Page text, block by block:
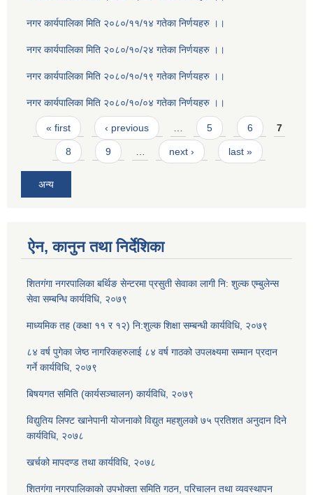
नगर कार्यपालिका मिति २०८०/११/१४ गतेका निर्णयहरु ।।
नगर कार्यपालिका मिति २०८०/१०/२४ गतेका निर्णयहरु ।।
नगर कार्यपालिका मिति २०८०/१०/१९ गतेका निर्णयहरु ।।
नगर कार्यपालिका मिति २०८०/१०/०४ गतेका निर्णयहरु ।।
Pages
« first ‹ previous … 5 6 7
8 9 … next › last »
अन्य
ऐन, कानुन तथा निर्देशिका
शितगंगा नगरपालिका बर्थिङ सेन्टरमा प्रसुती सेवाका लागी नि: शुल्क एम्बुलेन्स
सेवा सम्बन्धि कार्यविधि, २०७९
माध्यमिक तह (कक्षा ११ र १२) नि:शुल्क शिक्षा सम्बन्धी कार्यविधि, २०७९
८४ वर्ष पुगेका जेष्ठ नागरिकहरुलाई ८४ वर्ष गाठको उपलक्ष्यमा सम्मान प्रदान
गर्ने कार्यविधि, २०७९
बिषयगत समिति (कार्यसञ्चालन) कार्यविधि, २०७९
विद्युतिय लिफ्ट खानेपानी योजनाको विद्युत महशुलको ७५ प्रतिशत अनुदान दिने
कार्यविधि, २०७८
खर्चको मापदण्ड तथा कार्यविधि, २०७८
शितगंगा नगरपालिकाको उपभोक्ता समिति गठन, परिचालन तथा व्यवस्थापन